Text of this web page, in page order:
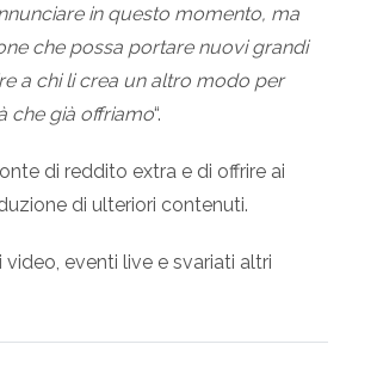
in questo momento, ma
che possa portare nuovi grandi
a chi li crea un altro modo per
che già offriamo“.
di reddito extra e di offrire ai
di ulteriori contenuti.
eventi live e svariati altri